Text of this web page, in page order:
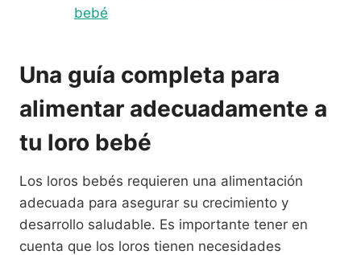
bebé
Una guía completa para
alimentar adecuadamente a
tu loro bebé
Los loros bebés requieren una alimentación
adecuada para asegurar su crecimiento y
desarrollo saludable. Es importante tener en
cuenta que los loros tienen necesidades